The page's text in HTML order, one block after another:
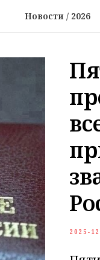
Новости / 2026
2025-